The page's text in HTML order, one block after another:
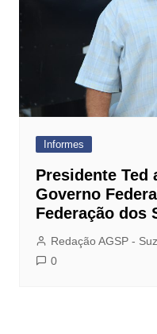
Informes
Presidente Ted
Governo
Federação dos
Redação AGSP -
0